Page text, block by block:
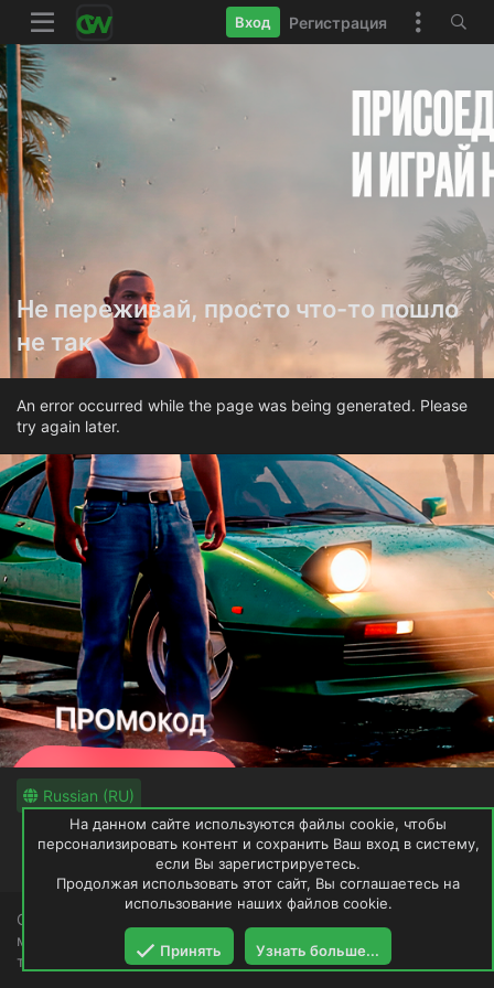
Вход Регистрация
Не переживай, просто что-то пошло
не так
An error occurred while the page was being generated. Please
try again later.
Russian (RU)
Обратная связь
Условия и правила
Политика конфиденциальности
Помощь
GTAWRLD не имеет и не претендует на права загруженных
модификаций. Ресурс будет удалён по первому
требованию владельца.
На данном сайте используются файлы cookie, чтобы
персонализировать контент и сохранить Ваш вход в систему,
если Вы зарегистрируетесь.
Продолжая использовать этот сайт, Вы соглашаетесь на
использование наших файлов cookie.
Принять Узнать больше...